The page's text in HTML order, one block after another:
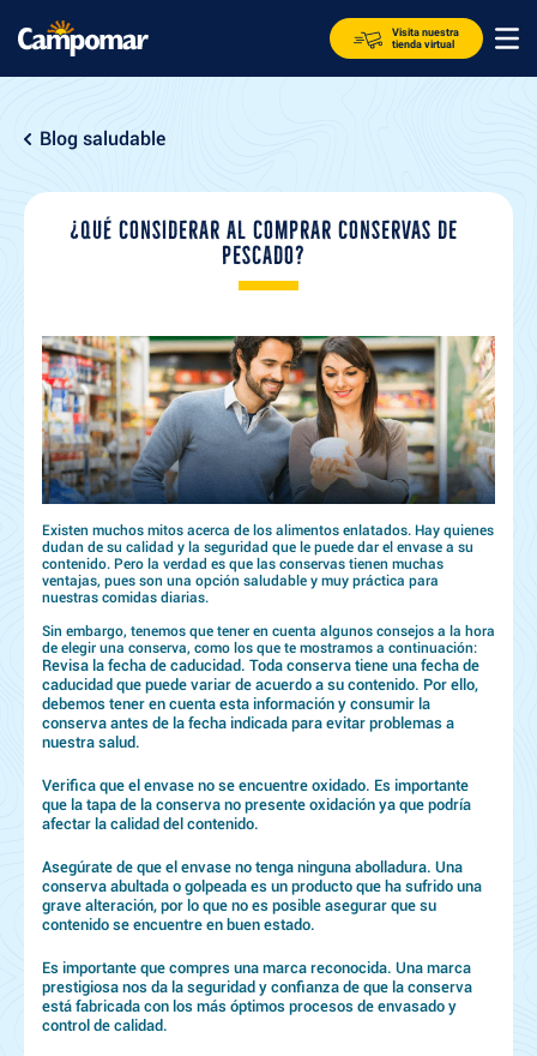
Visita nuestra
tienda virtual
Blog saludable
¿QUÉ CONSIDERAR AL COMPRAR CONSERVAS DE
PESCADO?
Existen muchos mitos acerca de los alimentos enlatados. Hay quienes
dudan de su calidad y la seguridad que le puede dar el envase a su
contenido. Pero la verdad es que las conservas tienen muchas
ventajas, pues son una opción saludable y muy práctica para
nuestras comidas diarias.
Sin embargo, tenemos que tener en cuenta algunos consejos a la hora
de elegir una conserva, como los que te mostramos a continuación:
Revisa la fecha de caducidad. Toda conserva tiene una fecha de
caducidad que puede variar de acuerdo a su contenido. Por ello,
debemos tener en cuenta esta información y consumir la
conserva antes de la fecha indicada para evitar problemas a
nuestra salud.
Verifica que el envase no se encuentre oxidado. Es importante
que la tapa de la conserva no presente oxidación ya que podría
afectar la calidad del contenido.
Asegúrate de que el envase no tenga ninguna abolladura. Una
conserva abultada o golpeada es un producto que ha sufrido una
grave alteración, por lo que no es posible asegurar que su
contenido se encuentre en buen estado.
Es importante que compres una marca reconocida. Una marca
prestigiosa nos da la seguridad y confianza de que la conserva
está fabricada con los más óptimos procesos de envasado y
control de calidad.